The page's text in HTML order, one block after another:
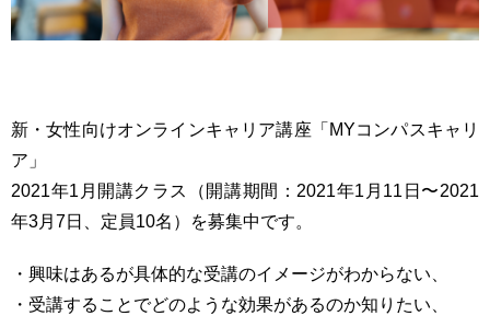
新・女性向けオンラインキャリア講座「MYコンパスキャリ
ア」
2021年1月開講クラス（開講期間：2021年1月11日〜2021
年3月7日、定員10名）を募集中です。
・興味はあるが具体的な受講のイメージがわからない、
・受講することでどのような効果があるのか知りたい、